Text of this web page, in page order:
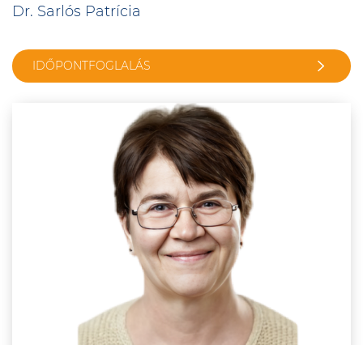
Dr. Sarlós Patrícia
IDŐPONTFOGLALÁS